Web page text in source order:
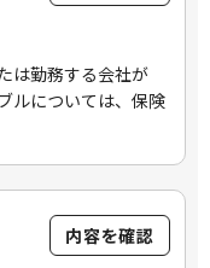
は勤務する会社が
ルについては、保険
内容を確認